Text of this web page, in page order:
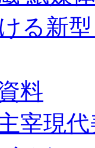
る新
料
宰現